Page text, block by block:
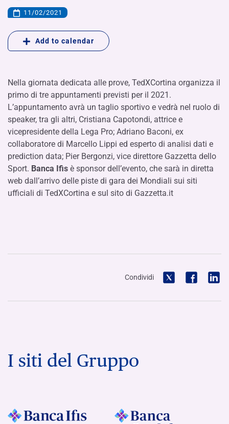
11/02/2021
Add to calendar
Nella giornata dedicata alle prove, TedXCortina organizza il
primo di tre appuntamenti previsti per il 2021.
L’appuntamento avrà un taglio sportivo e vedrà nel ruolo di
speaker, tra gli altri, Cristiana Capotondi, attrice e
vicepresidente della Lega Pro; Adriano Baconi, ex
collaboratore di Marcello Lippi ed esperto di analisi dati e
prediction data; Pier Bergonzi, vice direttore Gazzetta dello
Sport. Banca Ifis è sponsor dell’evento, che sarà in diretta
web dall’arrivo delle piste di gara dei Mondiali sui siti
ufficiali di TedXCortina e sul sito di Gazzetta.it
Condividi
I siti del Gruppo